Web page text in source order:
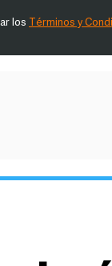
los Términos y